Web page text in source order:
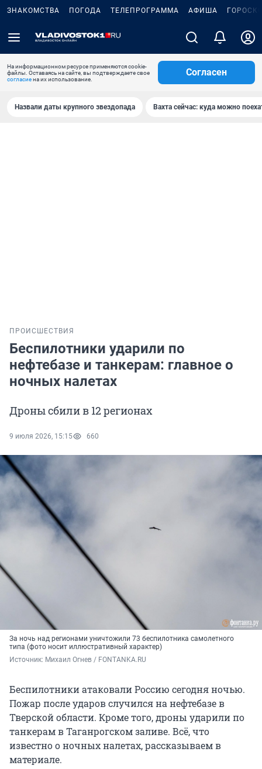
ЗНАКОМСТВА ПОГОДА ТЕЛЕПРОГРАММА АФИША
На информационном ресурсе применяются cookie-
файлы. Оставаясь на сайте, вы подтверждаете свое
согласиена их использование.
Согласен
Назвали даты крупного звездопада Вахта сейчас: куда можно
ПРОИСШЕСТВИЯ
Беспилотники ударили по
нефтебазе и танкерам: главное о
ночных налетах
Дроны сбили в 12 регионах
9 июля 2026, 15:15 660
За ночь над регионами уничтожили 73 беспилотника самолетного
типа (фото носит иллюстративный характер)
Источник: Михаил Огнев / FONTANKA.RU
Беспилотники атаковали Россию сегодня ночью.
Пожар после ударов случился на нефтебазе в
Тверской области. Кроме того, дроны ударили по
танкерам в Таганрогском заливе. Всё, что
известно о ночных налетах, рассказываем в
материале.